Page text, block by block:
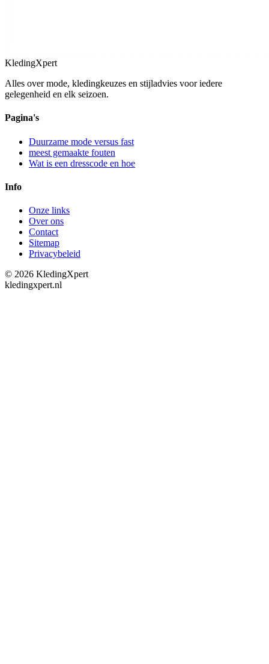
KledingXpert
Alles over mode, kledingkeuzes en stijladvies voor iedere
gelegenheid en elk seizoen.
Pagina's
Duurzame mode versus fast
meest gemaakte fouten
Wat is een dresscode en hoe
Info
Onze links
Over ons
Contact
Sitemap
Privacybeleid
© 2026 KledingXpert
kledingxpert.nl